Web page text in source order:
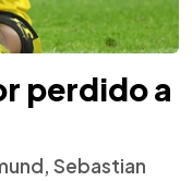
perdido a
Sebastian